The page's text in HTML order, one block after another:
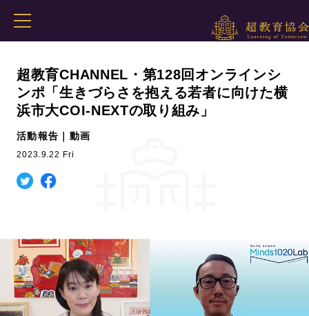
超教育CHANNEL・第128回オンラインシ
ンポ「生きづらさを抱える若者に向けた横
浜市大COI-NEXTの取り組み」
活動報告｜動画
2023.9.22 Fri